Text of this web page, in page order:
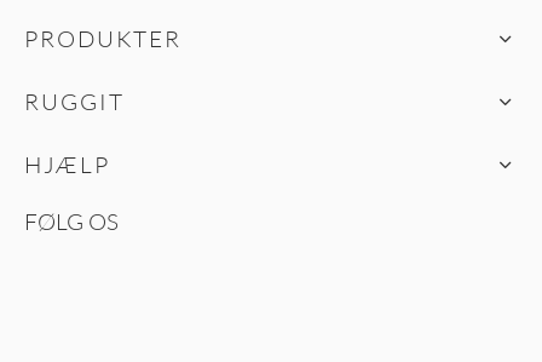
PRODUKTER
RUGGIT
HJÆLP
FØLG OS